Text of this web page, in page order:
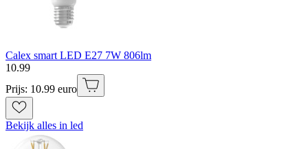
Calex smart LED E27 7W 806lm
10.99
Prijs: 10.99 euro
Bekijk alles in led